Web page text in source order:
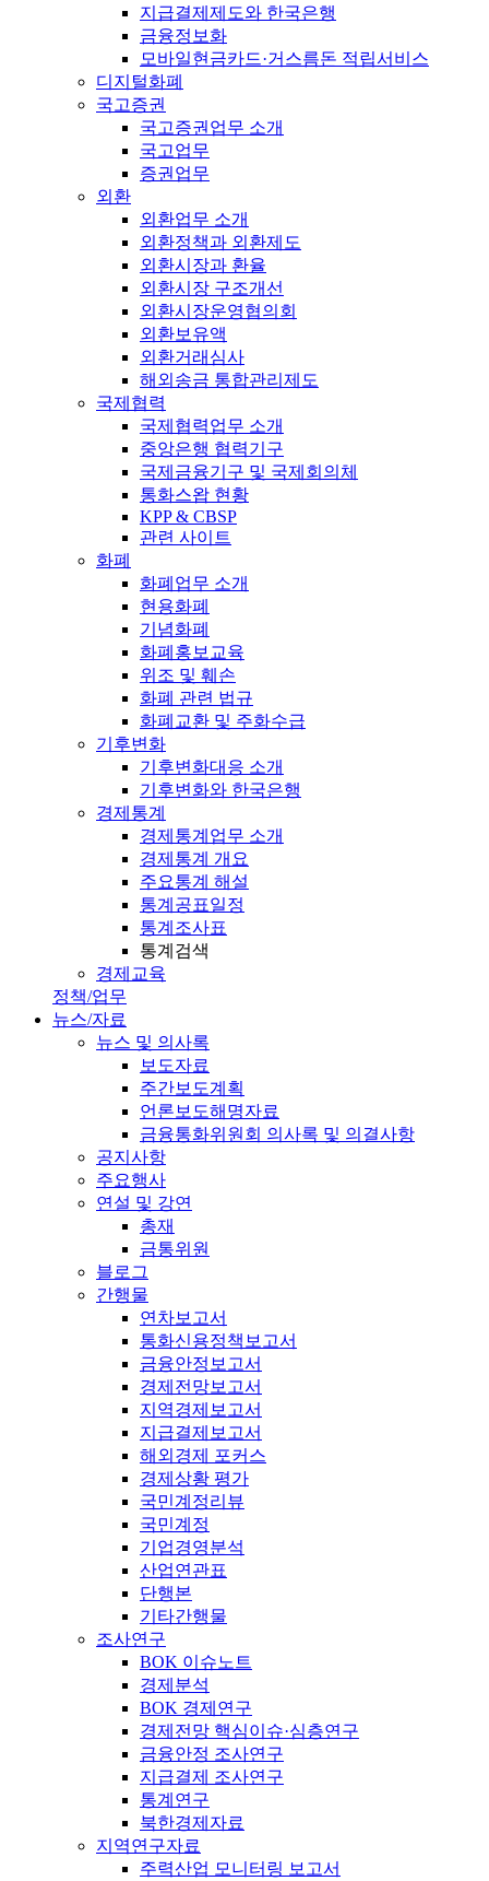
지급결제제도와 한국은행
금융정보화
모바일현금카드·거스름돈 적립서비스
디지털화폐
국고증권
국고증권업무 소개
국고업무
증권업무
외환
외환업무 소개
외환정책과 외환제도
외환시장과 환율
외환시장 구조개선
외환시장운영협의회
외환보유액
외환거래심사
해외송금 통합관리제도
국제협력
국제협력업무 소개
중앙은행 협력기구
국제금융기구 및 국제회의체
통화스왑 현황
KPP & CBSP
관련 사이트
화폐
화폐업무 소개
현용화폐
기념화폐
화폐홍보교육
위조 및 훼손
화폐 관련 법규
화폐교환 및 주화수급
기후변화
기후변화대응 소개
기후변화와 한국은행
경제통계
경제통계업무 소개
경제통계 개요
주요통계 해설
통계공표일정
통계조사표
통계검색
경제교육
정책/업무
뉴스/자료
뉴스 및 의사록
보도자료
주간보도계획
언론보도해명자료
금융통화위원회 의사록 및 의결사항
공지사항
주요행사
연설 및 강연
총재
금통위원
블로그
간행물
연차보고서
통화신용정책보고서
금융안정보고서
경제전망보고서
지역경제보고서
지급결제보고서
해외경제 포커스
경제상황 평가
국민계정리뷰
국민계정
기업경영분석
산업연관표
단행본
기타간행물
조사연구
BOK 이슈노트
경제분석
BOK 경제연구
경제전망 핵심이슈·심층연구
금융안정 조사연구
지급결제 조사연구
통계연구
북한경제자료
지역연구자료
주력산업 모니터링 보고서